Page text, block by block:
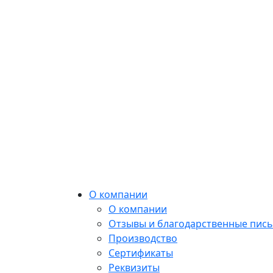
О компании
О компании
Отзывы и благодарственные
Производство
Сертификаты
Реквизиты